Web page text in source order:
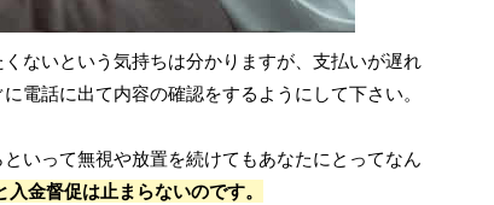
ないという気持ちは分かりますが、支払いが遅れ
電話に出て内容の確認をするようにして下さい。
いって無視や放置を続けてもあなたにとってなん
入金督促は止まらないのです。